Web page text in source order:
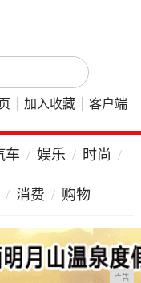
加入收藏 客户端
车 娱乐 时尚
消费 购物
广告